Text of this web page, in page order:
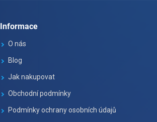
Informace
O nás
Blog
Jak nakupovat
Obchodní podmínky
Podmínky ochrany osobních údajů